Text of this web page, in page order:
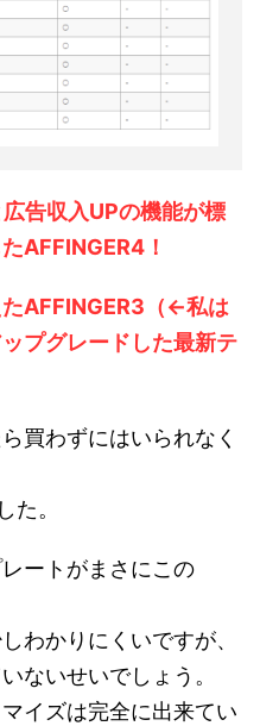
告収入UPの機能が標
AFFINGER4！
AFFINGER3（←私は
プグレードした最新テ
買わずにはいられなく
た。
ートがまさにこの
わかりにくいですが、
ないせいでしょう。
イズは完全に出来てい